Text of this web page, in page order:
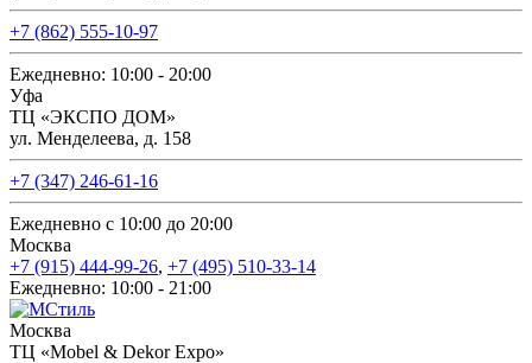
+7 (862) 555-10-97
Ежедневно: 10:00 - 20:00
Уфа
ТЦ «ЭКСПО ДОМ»
ул. Менделеева, д. 158
+7 (347) 246-61-16
Ежедневно с 10:00 до 20:00
Москва
+7 (915) 444-99-26, +7 (495) 510-33-14
Ежедневно: 10:00 - 21:00
Москва
ТЦ «Mobel & Dekor Expo»